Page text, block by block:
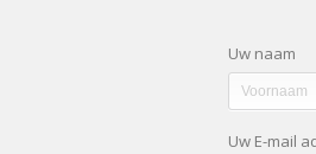
Uw naam
Uw E-mail